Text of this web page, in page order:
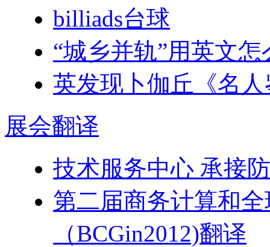
billiads台球
“城乡并轨”用英文怎
英发现卜伽丘《名
展会翻译
技术服务中心 承接
第二届商务计算和
（BCGin2012)翻译